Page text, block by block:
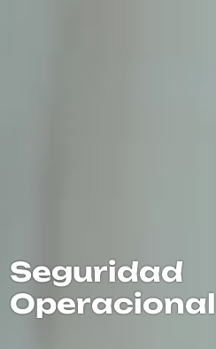
Seguridad
Operacional